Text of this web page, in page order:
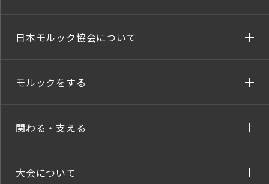
日本モルック協会について
モルックをする
関わる・支える
大会について